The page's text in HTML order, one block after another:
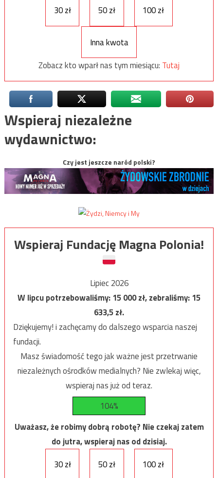
30 zł 50 zł 100 zł
Inna kwota
Zobacz kto wparł nas tym miesiącu: Tutaj
Wspieraj niezależne
wydawnictwo:
Czy jest jeszcze naród polski?
Wspieraj Fundację Magna Polonia!
Lipiec 2026
W lipcu potrzebowaliśmy:15 000zł, zebraliśmy:15
633,5zł.
Dziękujemy! i zachęcamy do dalszego wsparcia naszej
fundacji.
Masz świadomość tego jak ważne jest przetrwanie
niezależnych ośrodków medialnych? Nie zwlekaj więc,
wspieraj nas już od teraz.
104%
Uważasz, że robimy dobrą robotę? Nie czekaj zatem
do jutra, wspieraj nas od dzisiaj.
30 zł
50 zł 100 zł